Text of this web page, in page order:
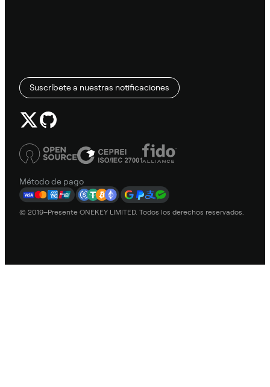
Suscríbete a nuestras notificaciones
Método de pago
© 2019–Presente ONEKEY LIMITED. Todos los derechos reservados.